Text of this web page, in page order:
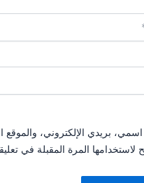
بريدي الإلكتروني، والموقع
لاستخدامها المرة المقبلة في